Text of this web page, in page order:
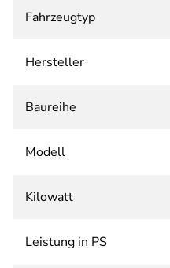
Fahrzeugtyp
Hersteller
Baureihe
Modell
Kilowatt
Leistung in PS